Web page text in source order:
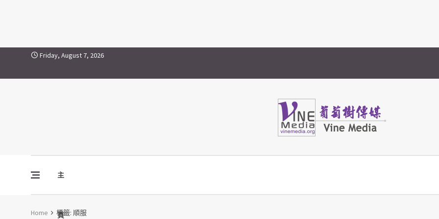
Skip to contentFriday, August 7, 2026
主
頁
Vine Media
葡萄樹傳媒
Home 標籤: 順服